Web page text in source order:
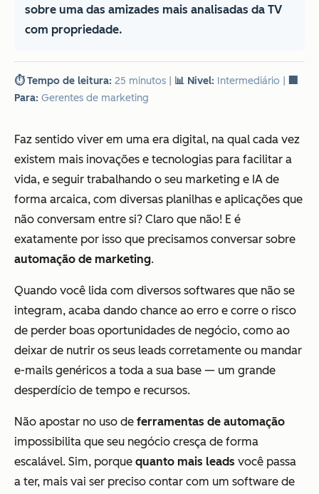
sobre uma das amizades mais analisadas da TV
com propriedade.
⏱️ Tempo de leitura: 25 minutos 📊 Nivel: Intermediário
🏢
Para: Gerentes de marketing
Faz sentido viver em uma era digital, na qual cada vez
existem mais inovações e tecnologias para facilitar a
vida, e seguir trabalhando o seu marketing e IA de
forma arcaica, com diversas planilhas e aplicações que
não conversam entre si? Claro que não! E é
exatamente por isso que precisamos conversar sobre
automação de marketing.
Quando você lida com diversos softwares que não se
integram, acaba dando chance ao erro e corre o risco
de perder boas oportunidades de negócio, como ao
deixar de nutrir os seus leads corretamente ou mandar
e-mails genéricos a toda a sua base — um grande
desperdício de tempo e recursos.
Não apostar no uso de ferramentas de automação
impossibilita que seu negócio cresça de forma
escalável. Sim, porque quanto mais leads você passa
a ter, mais vai ser preciso contar com um software de